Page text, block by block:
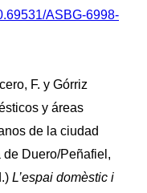
ASBG-6998-
F. y Górriz
y áreas
de la ciudad
Duero/Peñafiel,
L’espai domèstic i